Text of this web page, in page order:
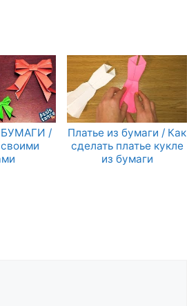
БУМАГИ /
Платье из бумаги / Как
сделать платье кукле
из бумаги